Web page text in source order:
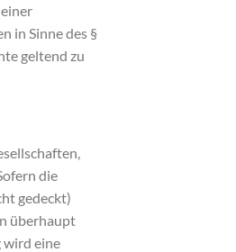
in Sinne des §
geltend zu
die
gedeckt)
überhaupt
wird eine